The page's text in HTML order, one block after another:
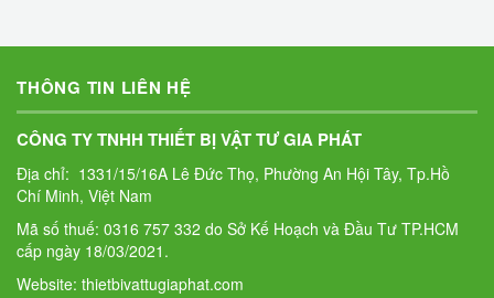
THÔNG TIN LIÊN HỆ
CÔNG TY TNHH THIẾT BỊ VẬT TƯ GIA PHÁT
Địa chỉ: 1331/15/16A Lê Đức Thọ, Phường An Hội Tây, Tp.Hồ
Chí Minh, Việt Nam
Mã số thuế: 0316 757 332 do Sở Kế Hoạch và Đầu Tư TP.HCM
cấp ngày 18/03/2021.
Website: thietbivattugiaphat.com